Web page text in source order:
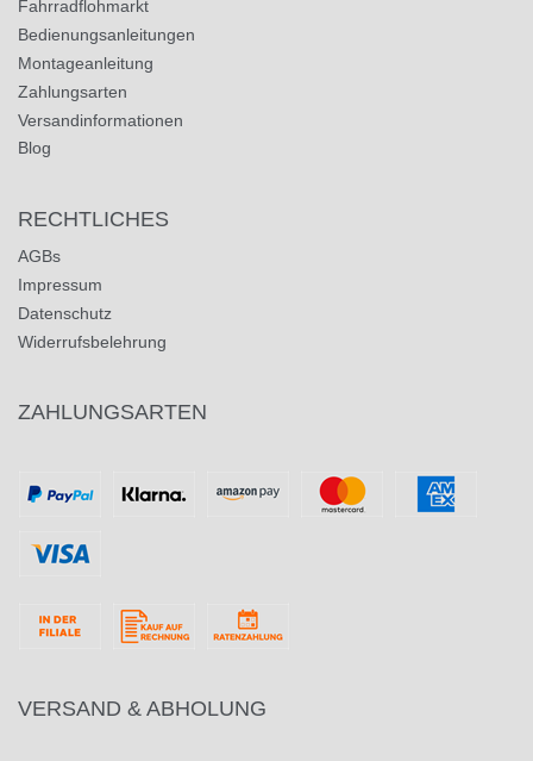
Fahrradflohmarkt
Bedienungsanleitungen
Montageanleitung
Zahlungsarten
Versandinformationen
Blog
RECHTLICHES
AGBs
Impressum
Datenschutz
Widerrufsbelehrung
ZAHLUNGSARTEN
VERSAND & ABHOLUNG